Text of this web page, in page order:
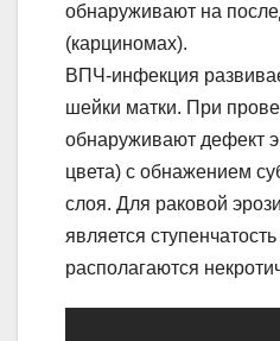
обнаруживают на
(карциномах).
ВПЧ-инфекция
шейки матки. При
обнаруживают дефект
цвета) с обнажением
слоя. Для раковой
является
располагаются